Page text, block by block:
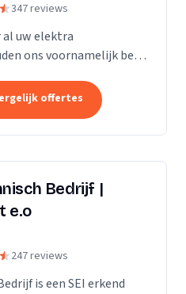
347 reviews
al uw elektra
ons voornamelijk bezig
laadpalen.
offertes
Bedrijf |
e.o
247 reviews
is een SEI erkend